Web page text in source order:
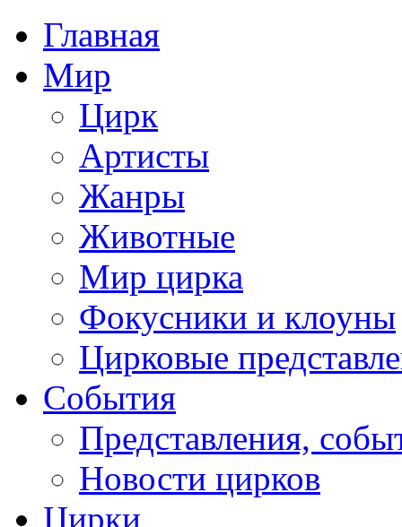
Главная
Мир
Цирк
Артисты
Жанры
Животные
Мир цирка
Фокусники и клоуны
Цирковые
События
Представления,
Новости цирков
Цирки